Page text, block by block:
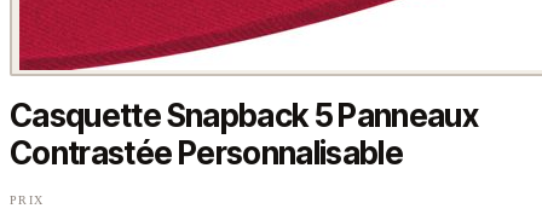
Casquette Snapback 5 Panneaux
Contrastée Personnalisable
PRIX